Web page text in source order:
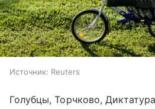
Источник: Reuters
Голубцы, Торчково,